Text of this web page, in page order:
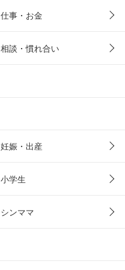
仕事・お金
相談・慣れ合い
妊娠・出産
小学生
シンママ